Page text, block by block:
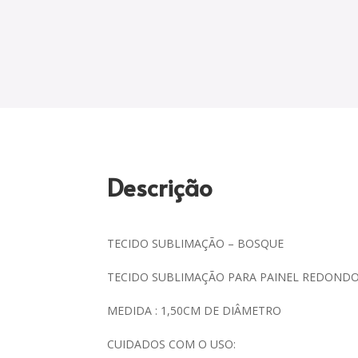
Descrição
TECIDO SUBLIMAÇÃO – BOSQUE
TECIDO SUBLIMAÇÃO PARA PAINEL
MEDIDA : 1,50CM DE DIÂMETRO
CUIDADOS COM O USO: